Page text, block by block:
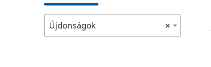
×
Újdonságok